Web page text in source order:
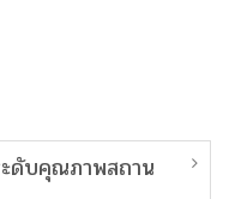
ะดับคุณภาพสถาน